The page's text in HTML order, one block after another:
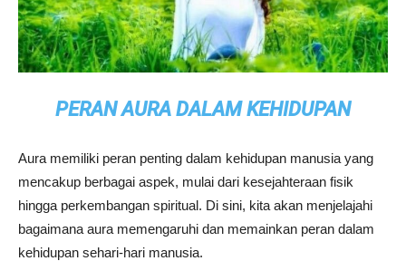
PERAN AURA DALAM KEHIDUPAN
Aura memiliki peran penting dalam kehidupan manusia yang
mencakup berbagai aspek, mulai dari kesejahteraan fisik
hingga perkembangan spiritual. Di sini, kita akan menjelajahi
bagaimana aura memengaruhi dan memainkan peran dalam
kehidupan sehari-hari manusia.